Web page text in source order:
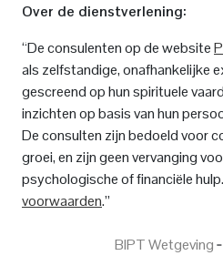
Over de dienstverlening:
“De consulenten op de website
als zelfstandige, onafhankelijke
gescreend op hun spirituele
inzichten op basis van hun
De consulten zijn bedoeld voor
groei, en zijn geen vervanging
psychologische of financiële hulp.
voorwaarden.”
BIPT Wetgeving‐